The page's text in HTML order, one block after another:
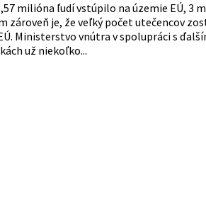
milióna ľudí vstúpilo na územie EÚ, 3
je, že veľký počet utečencov
Ministerstvo vnútra v spolupráci s
už niekoľko...